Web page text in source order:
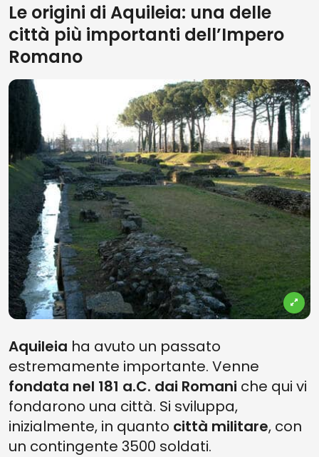
Le origini di Aquileia: una delle
città più importanti dell’Impero
Romano
Aquileia ha avuto un passato
estremamente importante. Venne
fondata nel 181 a.C. dai Romani che qui vi
fondarono una città. Si sviluppa,
inizialmente, in quanto città militare, con
un contingente 3500 soldati.